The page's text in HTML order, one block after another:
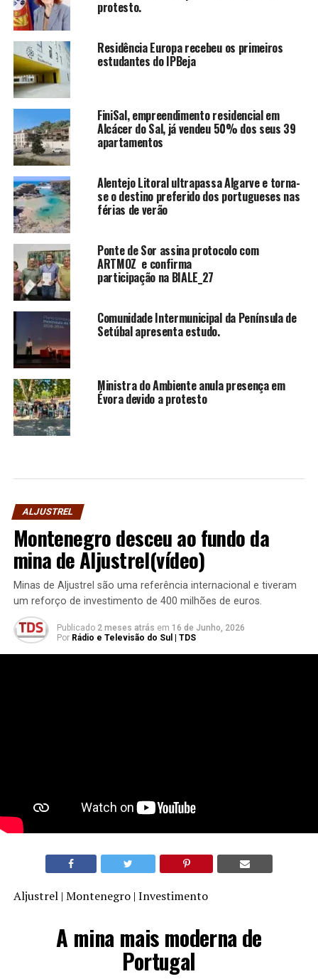
protesto.
Residência Europa recebeu os primeiros
estudantes do IPBeja
FiniSal, empreendimento residencial em
Alcácer do Sal, já vendeu 50% dos seus 39
apartamentos
Alentejo Litoral ultrapassa Algarve e torna-
se o destino preferido dos portugueses nas
férias de verão
Ponte de Sor assina protocolo com
ARTMOZ e confirma
participação na BIALE_27
Comunidade Intermunicipal da Península de
Setúbal apresenta estudo.
Ministra do Ambiente anula presença em
Évora devido a protesto
ALJUSTREL
Montenegro desceu ao fundo da
mina de Aljustrel(vídeo)
Minas de Aljustrel são uma referência internacional e tiveram
um reforço de investimento de 400 milhões de euros.
Publicado 2 meses atrás em 16 de Junho, 2026
Por Rádio e Televisão do Sul | TDS
Aljustrel | Montenegro | Investimento
A mina mais moderna de
Portugal